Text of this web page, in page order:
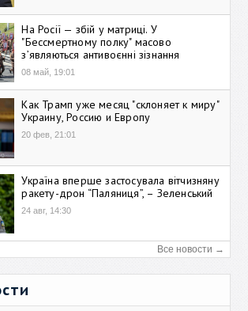
На Росії — збій у матриці. У
"Бессмертному полку" масово
зʼявляються антивоєнні зізнання
08 май, 19:01
Как Трамп уже месяц "склоняет к миру"
Украину, Россию и Европу
20 фев, 21:01
Україна вперше застосувала вітчизняну
ракету-дрон “Паляниця”, – Зеленський
24 авг, 14:30
Все новости →